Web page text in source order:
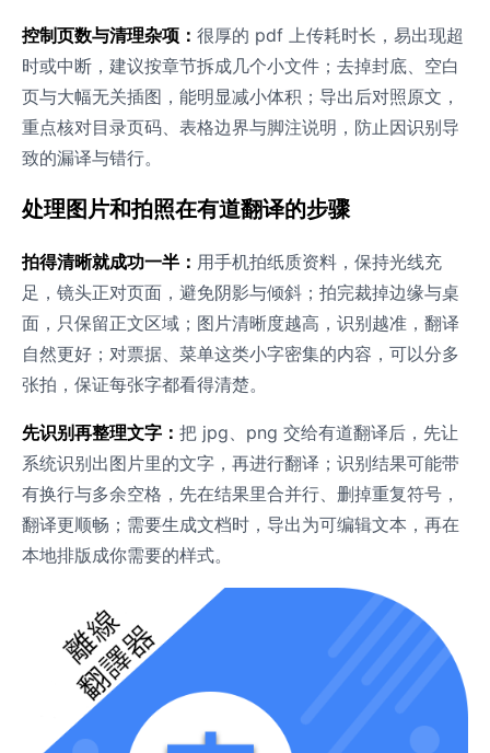
控制页数与清理杂项： 很厚的 pdf 上传耗时长，易出现超
时或中断，建议按章节拆成几个小文件；去掉封底、空白
页与大幅无关插图，能明显减小体积；导出后对照原文，
重点核对目录页码、表格边界与脚注说明，防止因识别导
致的漏译与错行。
处理图片和拍照在有道翻译的步骤
拍得清晰就成功一半： 用手机拍纸质资料，保持光线充
足，镜头正对页面，避免阴影与倾斜；拍完裁掉边缘与桌
面，只保留正文区域；图片清晰度越高，识别越准，翻译
自然更好；对票据、菜单这类小字密集的内容，可以分多
张拍，保证每张字都看得清楚。
先识别再整理文字： 把 jpg、png 交给有道翻译后，先让
系统识别出图片里的文字，再进行翻译；识别结果可能带
有换行与多余空格，先在结果里合并行、删掉重复符号，
翻译更顺畅；需要生成文档时，导出为可编辑文本，再在
本地排版成你需要的样式。